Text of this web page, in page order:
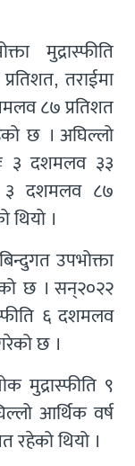
मुद्रास्फीति
तराईमा
८७ प्रतिशत
छ । अघिल्लो
३ दशमलव ३३
३ दशमलव ८७
।
उपभोक्ता
छ । सन्२०२२
६ दशमलव
छ ।
मुद्रास्फीति ९
आर्थिक वर्ष
रहेको थियो ।